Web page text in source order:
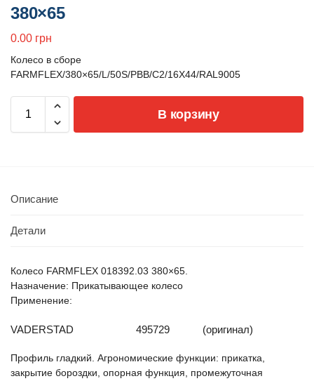
380×65
0.00 грн
Колесо в сборе
FARMFLEX/380×65/L/50S/PBB/C2/16X44/RAL9005
В корзину
Описание
Детали
Колесо FARMFLEX 018392.03 380×65.
Назначение: Прикатывающее колесо
Применение:
VADERSTAD 495729 (оригинал)
Профиль гладкий. Агрономические функции: прикатка,
закрытие бороздки, опорная функция, промежуточная